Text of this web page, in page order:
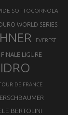
SOTTOCORNOLA
WORLD SERIES
EVEREST
FINALE LIGURE
DE FRANCE
BERTOLINI